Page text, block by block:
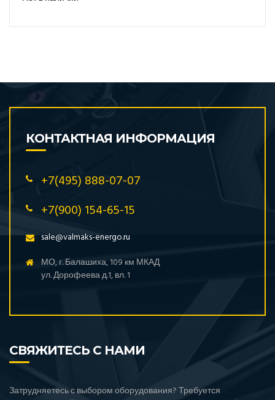
КОНТАКТНАЯ ИНФОРМАЦИЯ
+7(495) 888-07-07
+7(900) 154-65-15
sale@valmaks-energo.ru
МО, г. Балашиха, 109 км МКАД
ул. Дорофеева д.1, вл. 1
СВЯЖИТЕСЬ С НАМИ
Затрудняетесь с выбором оборудования? Требуется